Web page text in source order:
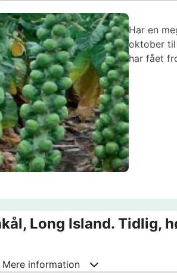
Har en
oktober til
har fået
Long Island. Tidlig,
Mere information